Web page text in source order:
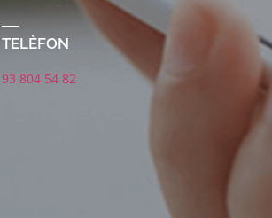
TELÈFON
93 804 54 82